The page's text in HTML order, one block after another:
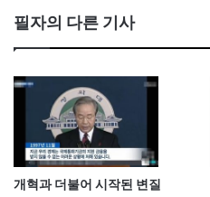
필자의 다른 기사
개혁과 더불어 시작된 변질